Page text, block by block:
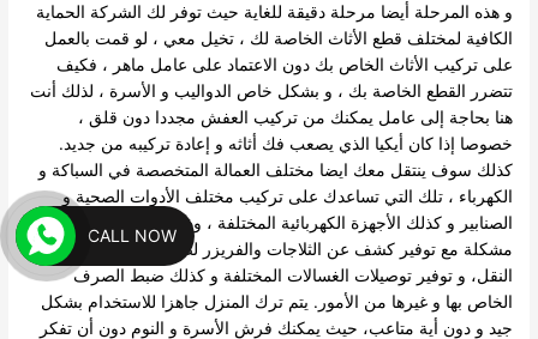
و هذه المرحلة أيضا مرحلة دقيقة للغاية حيث توفر لك الشركة الحماية
الكافية لمختلف قطع الأثاث الخاصة لك ، تخيل معي ، لو قمت بالعمل
على تركيب الأثاث الخاص بك دون الاعتماد على عامل ماهر ، فكيف
تتضرر القطع الخاصة بك ، و بشكل خاص الدواليب و الأسرة ، لذلك أنت
هنا بحاجة إلى عامل يمكنك من تركيب العفش مجددا دون قلق ،
خصوصا إذا كان أيكيا الذي يصعب فك أثاثه و إعادة تركيبه من جديد.
كذلك سوف ينتقل معك ايضا مختلف العمالة المتخصصة في السباكة و
الكهرباء ، تلك التي تساعدك على تركيب مختلف الأدوات الصحية و
الصنابير و كذلك الأجهزة الكهربائية المختلفة ، وذلك دون أن تتعرض لأي
مشكلة مع توفير كشف عن الثلاجات والفريزر لضمان عملها بأمان بعد
النقل، و توفير توصيلات الغسالات المختلفة و كذلك ضبط الصرف
الخاص بها و غيرها من الأمور. يتم ترك المنزل جاهزا للاستخدام بشكل
جيد و دون أية متاعب، حيث يمكنك فرش الأسرة و النوم دون أن تفكر
CALL NOW